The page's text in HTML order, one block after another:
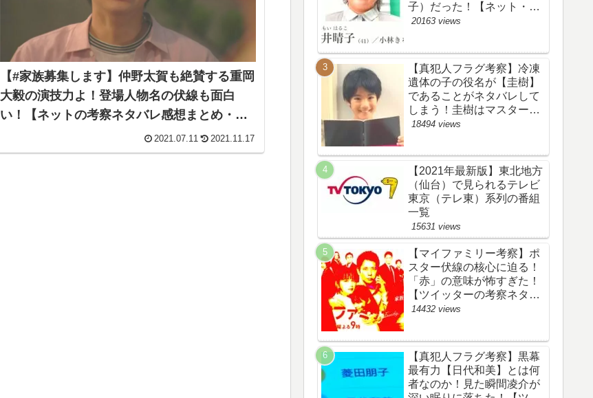
【#家族募集します】仲野太賀も絶賛する重岡
大毅の演技力よ！登場人物名の伏線も面白
い！【ネットの考察ネタバレ感想まとめ・第
2021.07.11 2021.11.17
子）だった！【ネット・ツ
イッターの考察ネタバレ感
め・鴨居晴子】
20163 views
【真犯人フラグ考察】冷凍
遺体の子の役名が【圭樹】
であることがネタバレして
しまう！圭樹はマスター日
野渉とバタコの子供か！
作犯人キャスト黒幕伏線ま
とめ】
18494 views
【2021年最新版】東北地方
（仙台）で見られるテレビ
東京（テレ東）系列の番組
一覧
15631 views
【マイファミリー考察】ポ
スター伏線の核心に迫る！
「赤」の意味が怖すぎた！
【ツイッターの考察ネタバ
レ評価黒幕評判感想批判原
14432 views
【真犯人フラグ考察】黒幕
最有力【日代和美】とは何
者なのか！見た瞬間凌介が